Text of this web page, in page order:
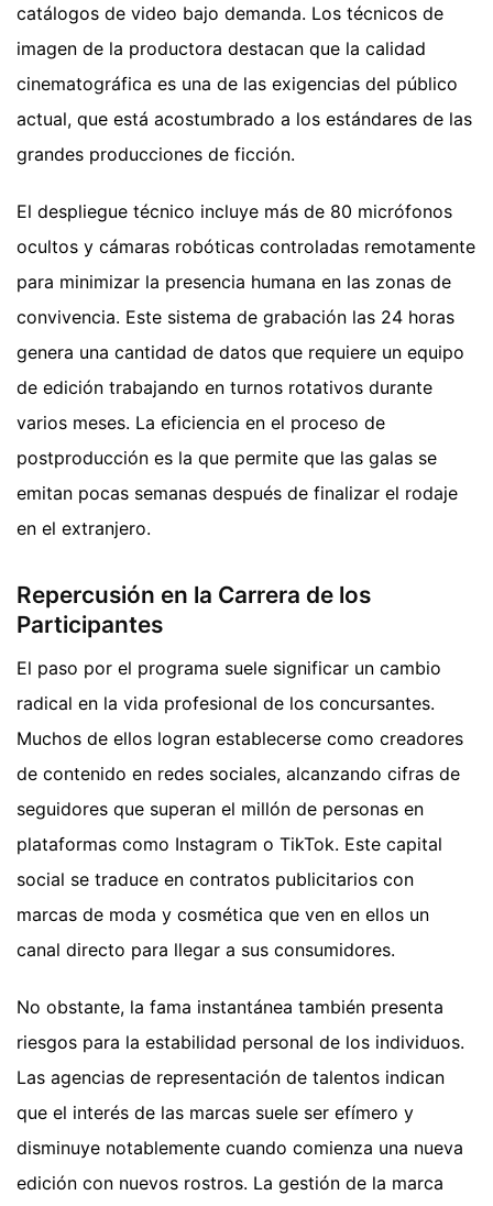
catálogos de video bajo demanda. Los técnicos de
imagen de la productora destacan que la calidad
cinematográfica es una de las exigencias del público
actual, que está acostumbrado a los estándares de las
grandes producciones de ficción.
El despliegue técnico incluye más de 80 micrófonos
ocultos y cámaras robóticas controladas remotamente
para minimizar la presencia humana en las zonas de
convivencia. Este sistema de grabación las 24 horas
genera una cantidad de datos que requiere un equipo
de edición trabajando en turnos rotativos durante
varios meses. La eficiencia en el proceso de
postproducción es la que permite que las galas se
emitan pocas semanas después de finalizar el rodaje
en el extranjero.
Repercusión en la Carrera de los
Participantes
El paso por el programa suele significar un cambio
radical en la vida profesional de los concursantes.
Muchos de ellos logran establecerse como creadores
de contenido en redes sociales, alcanzando cifras de
seguidores que superan el millón de personas en
plataformas como Instagram o TikTok. Este capital
social se traduce en contratos publicitarios con
marcas de moda y cosmética que ven en ellos un
canal directo para llegar a sus consumidores.
No obstante, la fama instantánea también presenta
riesgos para la estabilidad personal de los individuos.
Las agencias de representación de talentos indican
que el interés de las marcas suele ser efímero y
disminuye notablemente cuando comienza una nueva
edición con nuevos rostros. La gestión de la marca